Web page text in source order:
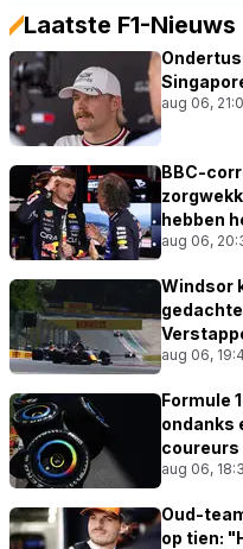
Laatste F1-Nieuws
aug 06,
BBC-
hebben
aug 06,
Windsor
aug 06,
Formule
ondanks
coureurs
aug 06,
Oud-
op tien: